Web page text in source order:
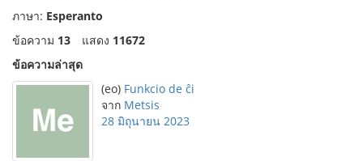
ภาษา: Esperanto
ข้อความ 13 แสดง 11672
ข้อความล่าสุด
(eo) Funkcio de ĉi
จาก Metsis
28 มิถุนายน 2023